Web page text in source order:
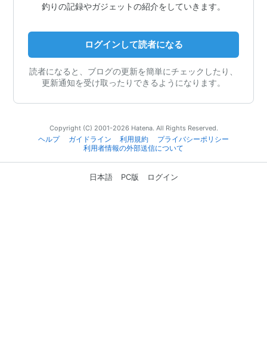
釣りの記録やガジェットの紹介をしていきます。
ログインして読者になる
読者になると、ブログの更新を簡単にチェックしたり、
更新通知を受け取ったりできるようになります。
Copyright (C) 2001-2026 Hatena. All Rights Reserved.
ヘルプ
ガイドライン 利用規約
プライバシーポリシー
利用者情報の外部送信について
日本語 PC版 ログイン